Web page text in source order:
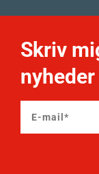
Skriv
nyheder